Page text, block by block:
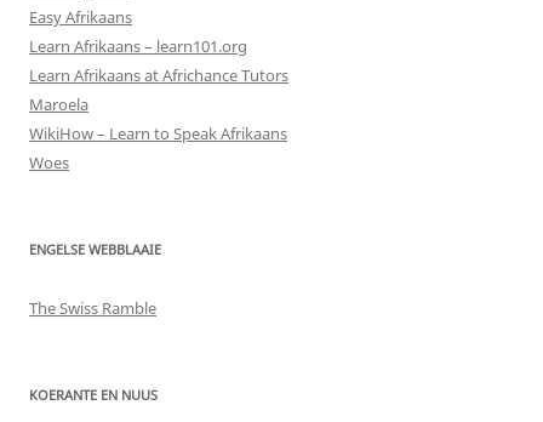
Easy Afrikaans
Learn Afrikaans – learn101.org
Learn Afrikaans at Africhance Tutors
Maroela
WikiHow – Learn to Speak Afrikaans
Woes
ENGELSE WEBBLAAIE
The Swiss Ramble
KOERANTE EN NUUS